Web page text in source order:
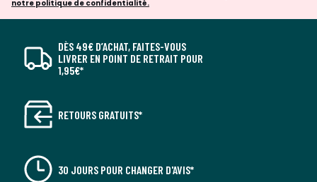
notre politique de confidentialité.
DÈS 49€ D’ACHAT, FAITES-VOUS
LIVRER EN POINT DE RETRAIT POUR
1,95€*
RETOURS GRATUITS*
30 JOURS POUR CHANGER D'AVIS*